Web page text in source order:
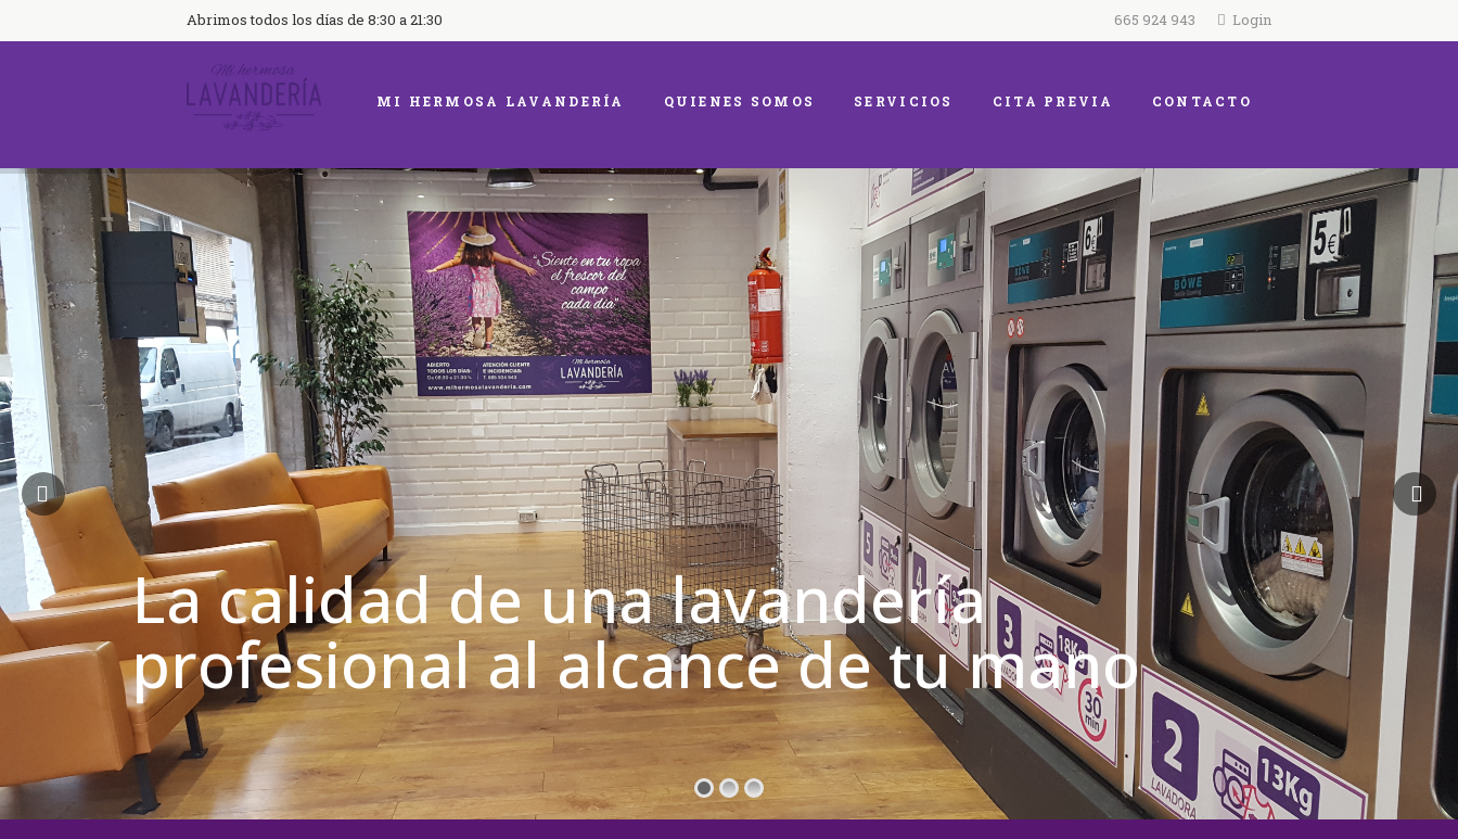
Abrimos todos los días de 8:30 a 21:30 665 924 943 Login
MI HERMOSA LAVANDERÍA QUIENES SOMOS SERVICIOS CITA PREVIA CONTACTO
La calidad de una lavandería
profesional al alcance de tu mano